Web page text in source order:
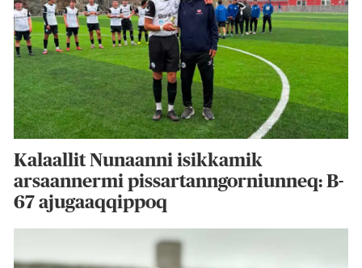
Kalaallit Nunaanni isikkamik
arsaannermi pissartanngorniunneq: B-
67 ajugaaqqippoq